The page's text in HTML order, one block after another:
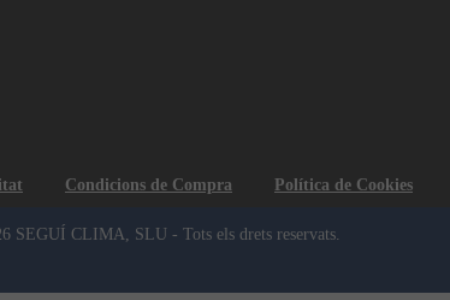
Condicions de Compra Política de Cookies
SEGUÍ CLIMA, SLU - Tots els drets reservats.